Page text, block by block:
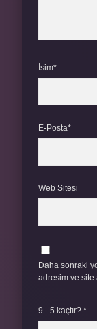
İsim*
E-Posta*
Web Sitesi
Daha sonraki
adresim ve site
9 - 5 kaçtır? *